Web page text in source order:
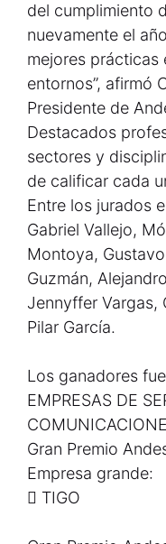
del cumplimiento
nuevamente el
mejores prácticas
entornos”, afirmó
Presidente de
Destacados
sectores y
de calificar cada
Entre los jurados
Gabriel Vallejo,
Montoya,
Guzmán,
Jennyffer Vargas,
Pilar García.
Los ganadores
EMPRESAS DE
Gran Premio
Empresa grande:
 TIGO